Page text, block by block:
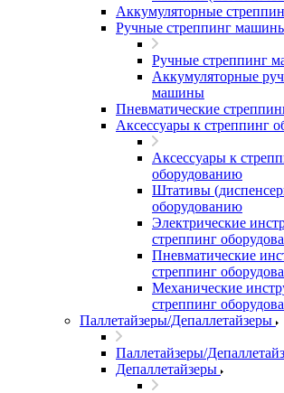
Аккумуляторные
Ручные стреппинг
Ручные стреппинг
Аккумуляторные
машины
Пневматические
Аксессуары к стреппинг
Аксессуары к
оборудованию
Штативы
оборудованию
Электрические
стреппинг
Пневматические
стреппинг
Механические
стреппинг
Паллетайзеры/Депаллетайзеры
Паллетайзеры/
Депаллетайзеры